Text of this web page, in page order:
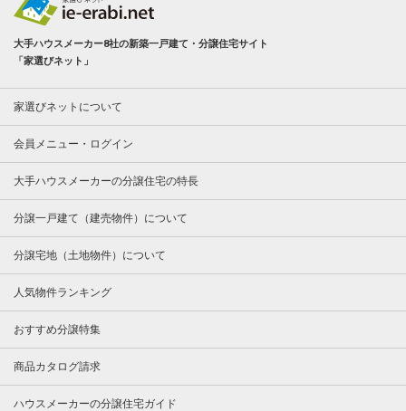
大手ハウスメーカー8社の新築一戸建て・分譲住宅サイト
「家選びネット」
家選びネットについて
会員メニュー・ログイン
大手ハウスメーカーの分譲住宅の特長
分譲一戸建て（建売物件）について
分譲宅地（土地物件）について
人気物件ランキング
おすすめ分譲特集
商品カタログ請求
ハウスメーカーの分譲住宅ガイド